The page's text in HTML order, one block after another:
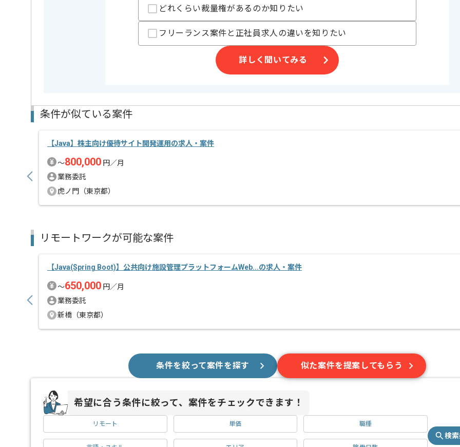
Javaでの開発経験を活かすことができます。
リモート作業を導入しております。どれくらい裁量権があるのか知りたい
フリーランス案件と正社員求人の違いを知りたい
詳しく聞いてみる
条件が似ている案件
【Java】株主向け優待サイト開発運用の求人・案件
〜800,000 円／月
業務委託
虎ノ門（東京都）
リモートワークが可能な案件
【Java(Spring Boot)】公共向け施設管理プラットフォームWeb...の求人・案件
〜650,000 円／月
業務委託
新橋（東京都）
条件を絞って案件を探す 似た案件を提案してもらう
希望に合う条件に絞って、案件をチェックできます！
リモート 単価 職種
検